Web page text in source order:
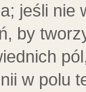
jeśli nie
by
w polu